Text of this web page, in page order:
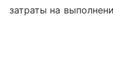
затраты на